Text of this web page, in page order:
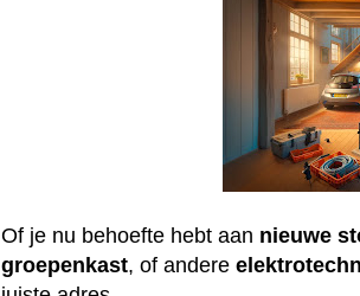
Of je nu behoefte hebt aan nieuwe
groepenkast, of andere